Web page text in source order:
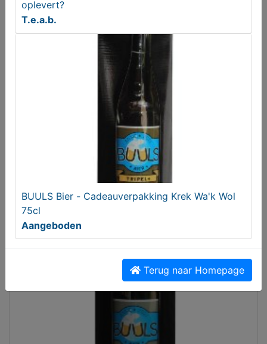
ZZP-er in dier- en groensector.
oplevert?
T.e.a.b.
BUULS Bier - Cadeauverpakking Krek Wa'k Wol
75cl
Aangeboden
Terug naar Homepage